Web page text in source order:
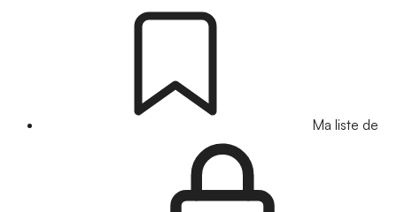
Ma liste de